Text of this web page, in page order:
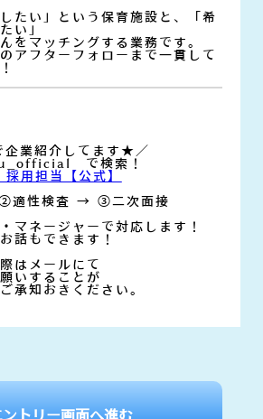
たい」という保育施設と、「希
い」
をマッチングする業務です。
アフターフォローまで一貫して
業紹介してます★／
で検索！
用担当【公式】
性検査 → ③二次面接
マネージャーで対応します！
話もできます！
はメールにて
いすることが
承知おきください。
ントリー画面へ進む